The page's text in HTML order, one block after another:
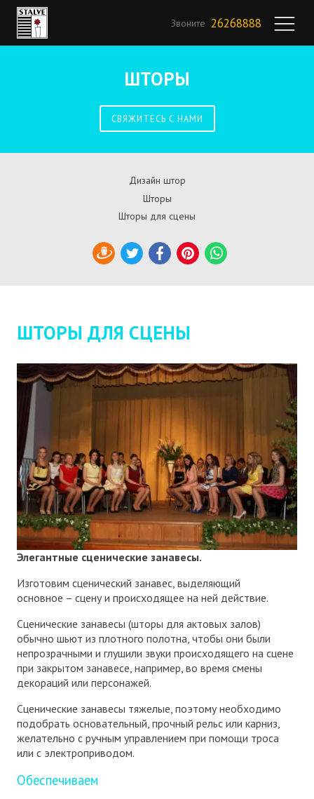
Звоните 26268888
ШТОРЫ
СВЯЖИТЕСЬ С НАМИ
Дизайн штор
Шторы
Шторы для сцены
DraugiemTwitterFacebookPinterestWhatsApp
ШТОРЫ ДЛЯ СЦЕНЫ
Элегантные сценические занавесы.
Изготовим сценический занавес, выделяющий
основное – сцену и происходящее на ней действие.
Сценические занавесы (шторы для актовых залов)
обычно шьют из плотного полотна, чтобы они были
непрозрачными и глушили звуки происходящего на сцене
при закрытом занавесе, например, во время смены
декораций или персонажей.
Сценические занавесы тяжелые, поэтому необходимо
подобрать основательный, прочный рельс или карниз,
желательно с ручным управлением при помощи троса
или с электроприводом.
Обеспечиваем